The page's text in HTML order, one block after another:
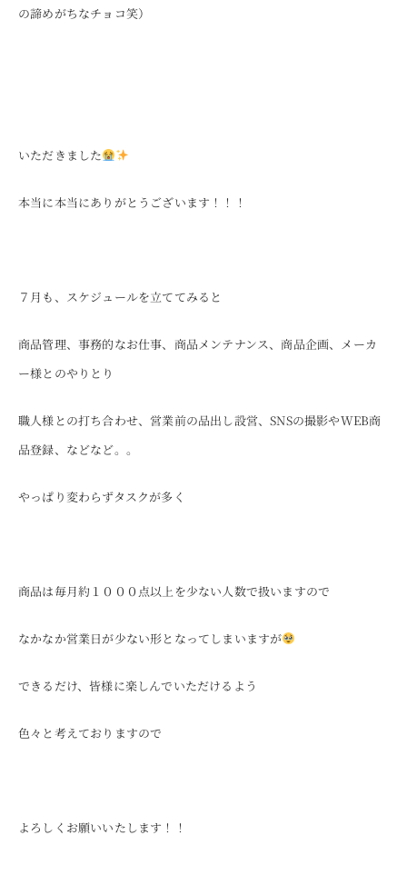
の諦めがちなチョコ笑）
いただきました
本当に本当にありがとうございます！！！
７月も、スケジュールを立ててみると
商品管理、事務的なお仕事、商品メンテナンス、商品企画、メーカ
ー様とのやりとり
職人様との打ち合わせ、営業前の品出し設営、SNSの撮影やWEB商
品登録、などなど。。
やっぱり変わらずタスクが多く
商品は毎月約１０００点以上を少ない人数で扱いますので
なかなか営業日が少ない形となってしまいますが
できるだけ、皆様に楽しんでいただけるよう
色々と考えておりますので
よろしくお願いいたします！！